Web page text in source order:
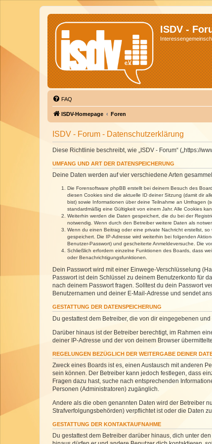
ISDV -
FAQ
ISDV-Homepage Foren
ISDV - Forum - Datenschutzerklärung
Diese Richtlinie beschreibt, wie „ISDV - Forum“ („https://
UMFANG UND ART DER DATENSPEICHERUNG
Deine Daten werden auf vier verschiedene Arten
Die Forensoftware phpBB erstellt bei deinem Besuch des
diesen Cookies sind die aktuelle ID deiner Sitzung (damit dir
bist) sowie Informationen über deine Teilnahme an Umfragen
standardmäßig eine Gültigkeit von einem Jahr. Alle Cookies
Weiterhin werden die Daten gespeichert, die du bei der
notwendig. Wenn durch den Betreiber weitere Daten als
Wenn du einen Beitrag oder eine private Nachricht erstellst,
gespeichert. Die IP-Adresse wird weiterhin bei folgenden
Benutzer-Passwort) und gescheiterte Anmeldeversuche. Die
Schließlich erfordern einzelne Funktionen des Boards, dass
oder Benachrichtigungsfunktionen.
Dein Passwort wird mit einer Einwege-Verschlüsselung
Passwort ist dein Schlüssel zu deinem Benutzerkonto für
nach deinem Passwort fragen. Solltest du dein Passwort
Benutzernamen und deiner E-Mail-Adresse und sendet
GESTATTUNG DER DATENSPEICHERUNG
Du gestattest dem Betreiber, die von dir eingegebenen
Darüber hinaus ist der Betreiber berechtigt, im Rahmen
deiner IP-Adresse und der von deinem Browser
REGELUNGEN BEZÜGLICH DER WEITERGABE DEINER
Zweck eines Boards ist es, einen Austausch mit anderen
sein können. Der Betreiber kann jedoch festlegen, dass
Fragen dazu hast, suche nach entsprechenden
Personen (Administratoren) zugänglich.
Andere als die oben genannten Daten wird der Betreiber
Strafverfolgungsbehörden) verpflichtet ist oder die Daten
GESTATTUNG DER KONTAKTAUFNAHME
Du gestattest dem Betreiber darüber hinaus, dich unter